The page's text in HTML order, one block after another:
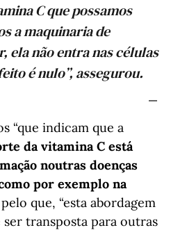
C que possamos
a maquinaria de
ela não entra nas células
é nulo”, assegurou.
“que indicam que a
da vitamina C está
noutras doenças
por exemplo na
que, “esta abordagem
transposta para outras